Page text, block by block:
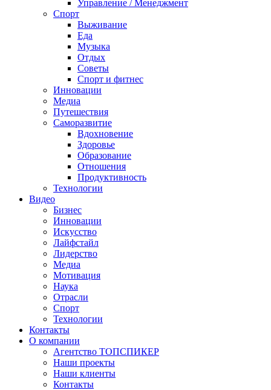
Управление / Менеджмент
Спорт
Выживание
Еда
Музыка
Отдых
Советы
Спорт и фитнес
Инновации
Медиа
Путешествия
Саморазвитие
Вдохновение
Здоровье
Образование
Отношения
Продуктивность
Технологии
Видеo
Бизнес
Инновации
Искусство
Лайфстайл
Лидерство
Медиа
Мотивация
Наука
Отрасли
Спорт
Технологии
Контакты
О компании
Агентство ТОПСПИКЕР
Наши проекты
Наши клиенты
Контакты